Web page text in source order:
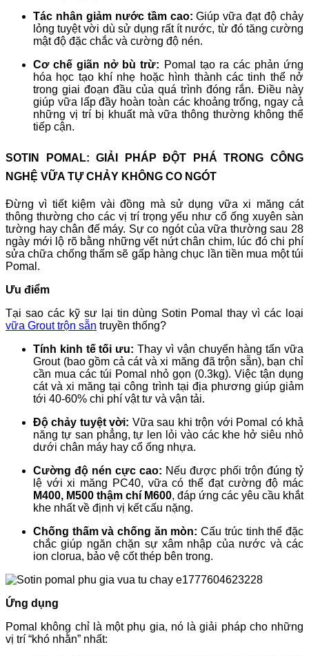
Tác nhân giảm nước tầm cao: Giúp vữa đạt độ chảy
lỏng tuyệt vời dù sử dụng rất ít nước, từ đó tăng cường
mật độ đặc chắc và cường độ nén.
Cơ chế giãn nở bù trừ: Pomal tạo ra các phản ứng
hóa học tạo khí nhẹ hoặc hình thành các tinh thể nở
trong giai đoạn đầu của quá trình đóng rắn. Điều này
giúp vữa lấp đầy hoàn toàn các khoảng trống, ngay cả
những vị trí bị khuất mà vữa thông thường không thể
tiếp cận.
SOTIN POMAL: GIẢI PHÁP ĐỘT PHÁ TRONG CÔNG
NGHỆ VỮA TỰ CHẢY KHÔNG CO NGÓT
Đừng vì tiết kiệm vài đồng mà sử dụng vữa xi măng cát
thông thường cho các vị trí trọng yếu như cổ ống xuyên sàn
tường hay chân đế máy. Sự co ngót của vữa thường sau 28
ngày mới lộ rõ bằng những vết nứt chân chim, lúc đó chi phí
sửa chữa chống thấm sẽ gấp hàng chục lần tiền mua một túi
Pomal.
Ưu điểm
Tại sao các kỹ sư lại tin dùng Sotin Pomal thay vì các loại
vữa Grout trộn sẵn truyền thống?
Tính kinh tế tối ưu: Thay vì vận chuyển hàng tấn vữa
Grout (bao gồm cả cát và xi măng đã trộn sẵn), bạn chỉ
cần mua các túi Pomal nhỏ gọn (0.3kg). Việc tận dụng
cát và xi măng tại công trình tại địa phương giúp giảm
tới 40-60% chi phí vật tư và vận tải.
Độ chảy tuyệt vời: Vữa sau khi trộn với Pomal có khả
năng tự san phẳng, tự len lỏi vào các khe hở siêu nhỏ
dưới chân máy hay cổ ống nhựa.
Cường độ nén cực cao: Nếu được phối trộn đúng tỷ
lệ với xi măng PC40, vữa có thể đạt cường độ mác
M400, M500 thậm chí M600, đáp ứng các yêu cầu khắt
khe nhất về định vị kết cấu nặng.
Chống thấm và chống ăn mòn: Cấu trúc tinh thể đặc
chắc giúp ngăn chặn sự xâm nhập của nước và các
ion clorua, bảo vệ cốt thép bên trong.
Ứng dụng
Pomal không chỉ là một phụ gia, nó là giải pháp cho những
vị trí “khó nhằn” nhất: